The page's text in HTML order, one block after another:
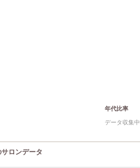
年代比率
データ収集中
ロンデータ